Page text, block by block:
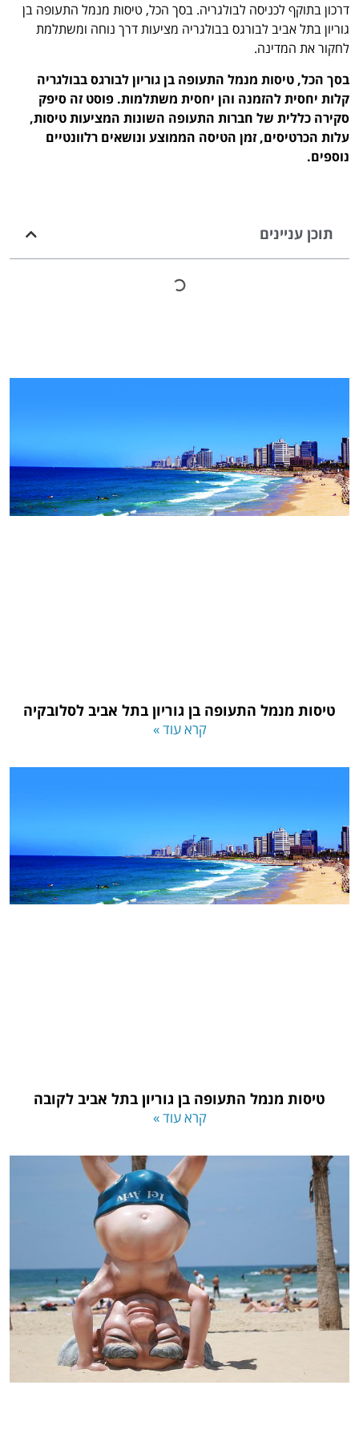
דרכון בתוקף לכניסה לבולגריה. בסך הכל, טיסות מנמל התעופה בן
גוריון בתל אביב לבורגס בבולגריה מציעות דרך נוחה ומשתלמת
לחקור את המדינה.
בסך הכל, טיסות מנמל התעופה בן גוריון לבורגס בבולגריה
קלות יחסית להזמנה והן יחסית משתלמות. פוסט זה סיפק
סקירה כללית של חברות התעופה השונות המציעות טיסות,
עלות הכרטיסים, זמן הטיסה הממוצע ונושאים רלוונטיים
נוספים.
תוכן עניינים
טיסות מנמל התעופה בן גוריון בתל אביב לסלובקיה
קרא עוד »
טיסות מנמל התעופה בן גוריון בתל אביב לקובה
קרא עוד »